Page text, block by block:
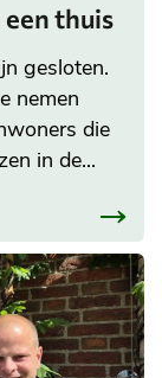
thuis
gesloten.
nemen
die
in de...